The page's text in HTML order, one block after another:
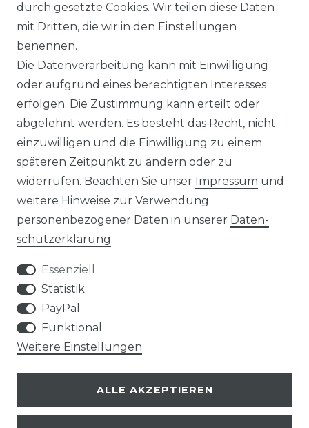
Impressum Daten­schutz­erklärung
AGB Widerrufs­recht
Kontakt
SERVICE
VERSANDKOSTEN
durch gesetzte Cookies. Wir teilen diese Daten
mit Dritten, die wir in den Einstellungen
benennen.
Die Datenverarbeitung kann mit Einwilligung
oder aufgrund eines berechtigten Interesses
erfolgen. Die Zustimmung kann erteilt oder
abgelehnt werden. Es besteht das Recht, nicht
einzuwilligen und die Einwilligung zu einem
späteren Zeitpunkt zu ändern oder zu
widerrufen. Beachten Sie unser Impressum und
weitere Hinweise zur Verwendung
personenbezogener Daten in unserer Daten­
schutz­erklärung.
Essenziell
Statistik
PayPal
Funktional
Weitere Einstellungen
ALLE AKZEPTIEREN